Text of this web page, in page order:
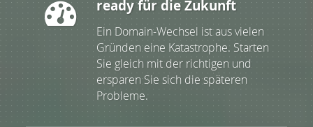
ready für die Zukunft
Ein Domain-Wechsel ist aus vielen
Gründen eine Katastrophe. Starten
Sie gleich mit der richtigen und
ersparen Sie sich die späteren
Probleme.